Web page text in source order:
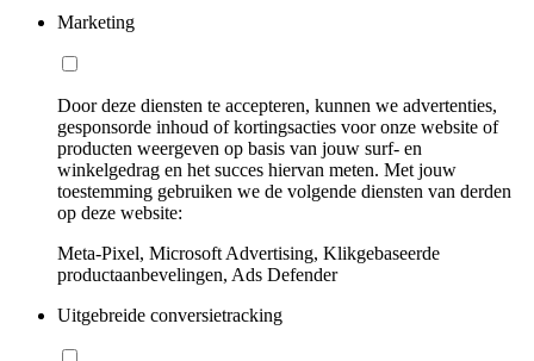
Marketing
Door deze diensten te accepteren, kunnen we advertenties,
gesponsorde inhoud of kortingsacties voor onze website of
producten weergeven op basis van jouw surf- en
winkelgedrag en het succes hiervan meten. Met jouw
toestemming gebruiken we de volgende diensten van derden
op deze website:
Meta-Pixel, Microsoft Advertising, Klikgebaseerde
productaanbevelingen, Ads Defender
Uitgebreide conversietracking